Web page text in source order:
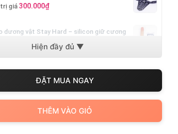
trị giá 300.000₫
dương vật Stay Hard – silicon giữ cương
200.000₫
200.000₫
THÊM VÀO GIỎ